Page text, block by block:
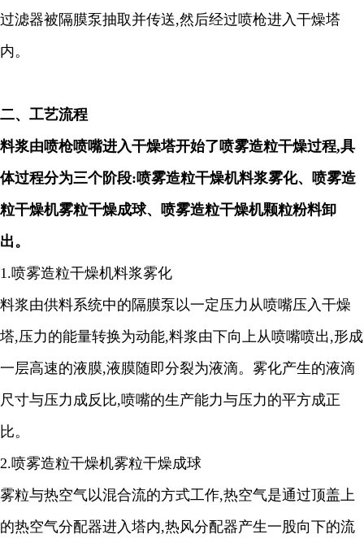
过滤器被隔膜泵抽取并传送,然后经过喷枪进入干燥塔
内。
二、工艺流程
料浆由喷枪喷嘴进入干燥塔开始了喷雾造粒干燥过程,具
体过程分为三个阶段:喷雾造粒干燥机料浆雾化、喷雾造
粒干燥机雾粒干燥成球、喷雾造粒干燥机颗粒粉料卸
出。
1.喷雾造粒干燥机料浆雾化
料浆由供料系统中的隔膜泵以一定压力从喷嘴压入干燥
塔,压力的能量转换为动能,料浆由下向上从喷嘴喷出,形成
一层高速的液膜,液膜随即分裂为液滴。雾化产生的液滴
尺寸与压力成反比,喷嘴的生产能力与压力的平方成正
比。
2.喷雾造粒干燥机雾粒干燥成球
雾粒与热空气以混合流的方式工作,热空气是通过顶盖上
的热空气分配器进入塔内,热风分配器产生一股向下的流